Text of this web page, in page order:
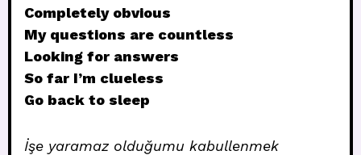
Completely obvious
My questions are countless
Looking for answers
So far I’m clueless
Go back to sleep
İşe yaramaz olduğumu kabullenmek